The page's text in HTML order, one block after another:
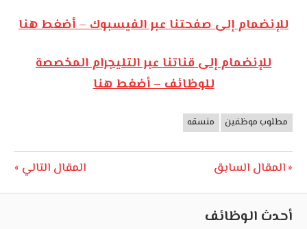
للإنضمام إلى صفحتنا عبر الفيسبوك – أضغط هنا
للإنضمام إلى قناتنا عبر التليجرام المخصصة
للوظائف – أضغط هنا
وظائف
مطلوب موظفين منسقه
تصفّح
المقالات
Previous
المقال السابق
Next
المقال التالي
أحدث الوظائف